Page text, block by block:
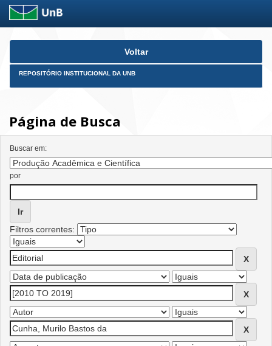
Skip
Voltar
REPOSITÓRIO INSTITUCIONAL DA UNB
Página de Busca
Buscar em:
por
Filtros correntes: